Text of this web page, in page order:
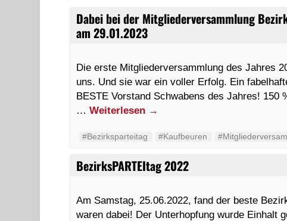
Dabei bei der Mitgliederversammlung
am 29.01.2023
Die erste Mitgliederversammlung des Jahres
uns. Und sie war ein voller Erfolg. Ein
BESTE Vorstand Schwabens des Jahres!
…Weiterlesen →
#Bezirksparteitag #Kaufbeuren
BezirksPARTEItag 2022
Am Samstag, 25.06.2022, fand der beste
waren dabei! Der Unterhopfung wurde Einhalt